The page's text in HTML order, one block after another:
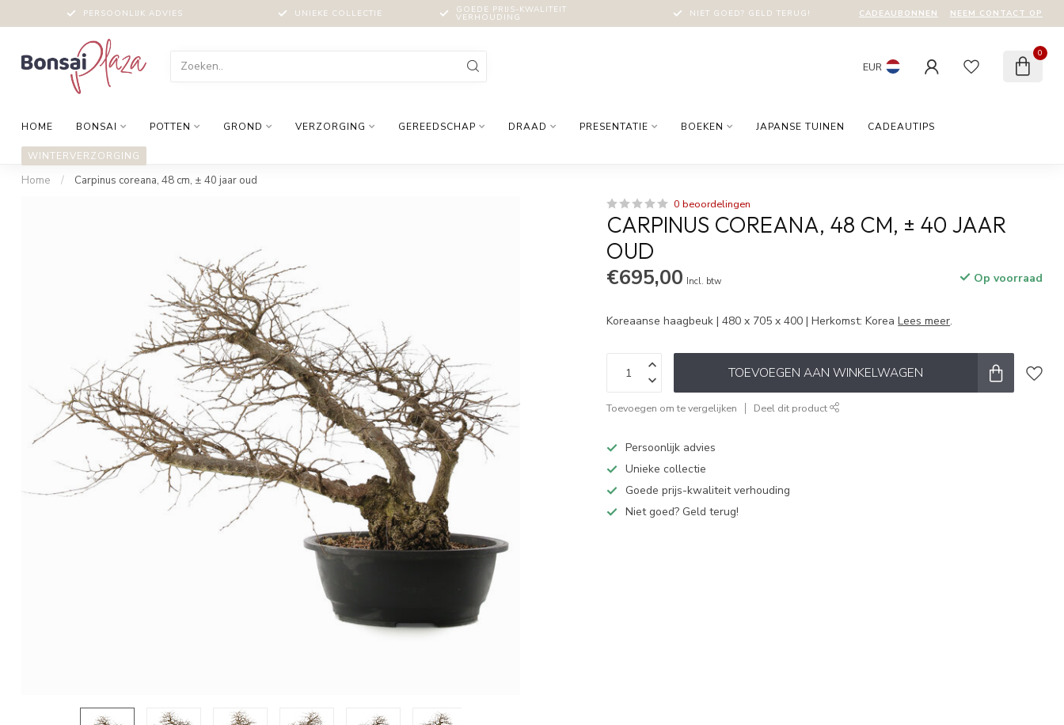
PERSOONLIJK ADVIES UNIEKE COLLECTIE GOEDE PRIJS-KWALITEIT
VERHOUDING NIET GOED? GELD TERUG! CADEAUBONNEN NEEM CONTACT OP
EUR
0
HOME BONSAI POTTEN GROND VERZORGING GEREEDSCHAP DRAAD PRESENTATIE BOEKEN JAPANSE TUINEN CADEAUTIPS
WINTERVERZORGING
Home / Carpinus coreana, 48 cm, ± 40 jaar oud
0 beoordelingen
CARPINUS COREANA, 48 CM, ± 40 JAAR
OUD
€695,00 Incl. btw Op voorraad
Koreaanse haagbeuk | 480 x 705 x 400 | Herkomst: KoreaLees meer.
TOEVOEGEN AAN WINKELWAGEN
Toevoegen om te vergelijken Deel dit product
Persoonlijk advies
Unieke collectie
Goede prijs-kwaliteit verhouding
Niet goed? Geld terug!